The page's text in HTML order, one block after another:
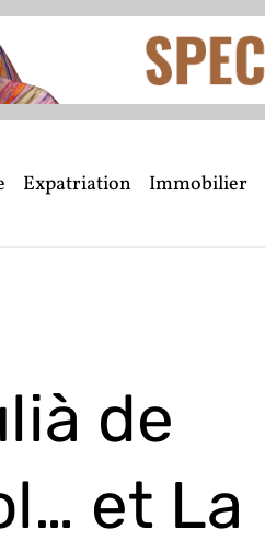
Expatriation Immobilier
de
et La